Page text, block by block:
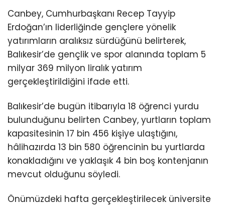
Canbey, Cumhurbaşkanı Recep Tayyip
Erdoğan’ın liderliğinde gençlere yönelik
yatırımların aralıksız sürdüğünü belirterek,
Balıkesir’de gençlik ve spor alanında toplam 5
milyar 369 milyon liralık yatırım
gerçekleştirildiğini ifade etti.
Balıkesir’de bugün itibarıyla 18 öğrenci yurdu
bulunduğunu belirten Canbey, yurtların toplam
kapasitesinin 17 bin 456 kişiye ulaştığını,
hâlihazırda 13 bin 580 öğrencinin bu yurtlarda
konakladığını ve yaklaşık 4 bin boş kontenjanın
mevcut olduğunu söyledi.
Önümüzdeki hafta gerçekleştirilecek üniversite